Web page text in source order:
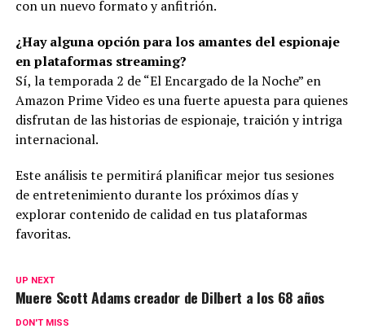
con un nuevo formato y anfitrión.
¿Hay alguna opción para los amantes del espionaje
en plataformas streaming?
Sí, la temporada 2 de “El Encargado de la Noche” en
Amazon Prime Video es una fuerte apuesta para quienes
disfrutan de las historias de espionaje, traición y intriga
internacional.
Este análisis te permitirá planificar mejor tus sesiones
de entretenimiento durante los próximos días y
explorar contenido de calidad en tus plataformas
favoritas.
UP NEXT
Muere Scott Adams creador de Dilbert a los 68 años
DON'T MISS